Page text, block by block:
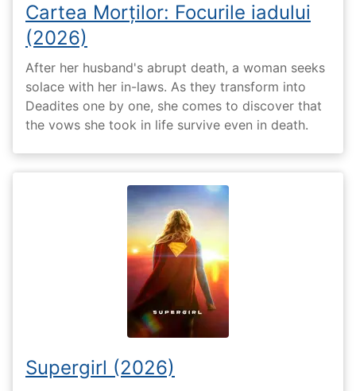
Cartea Morților: Focurile iadului
(2026)
After her husband's abrupt death, a woman seeks
solace with her in-laws. As they transform into
Deadites one by one, she comes to discover that
the vows she took in life survive even in death.
Supergirl (2026)